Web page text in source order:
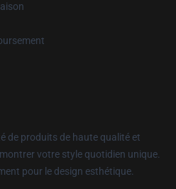
de produits de haute qualité et
votre style quotidien unique.
pour le design esthétique.